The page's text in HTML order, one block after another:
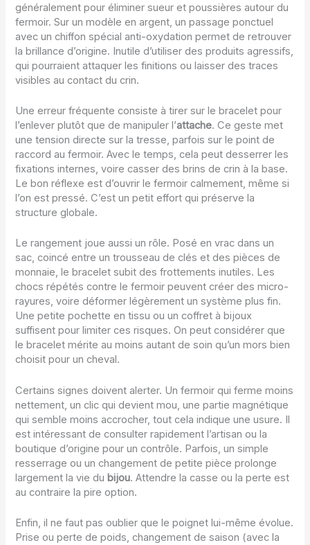
généralement pour éliminer sueur et poussières autour du
fermoir. Sur un modèle en argent, un passage ponctuel
avec un chiffon spécial anti-oxydation permet de retrouver
la brillance d’origine. Inutile d’utiliser des produits agressifs,
qui pourraient attaquer les finitions ou laisser des traces
visibles au contact du crin.
Une erreur fréquente consiste à tirer sur le bracelet pour
l’enlever plutôt que de manipuler l’attache. Ce geste met
une tension directe sur la tresse, parfois sur le point de
raccord au fermoir. Avec le temps, cela peut desserrer les
fixations internes, voire casser des brins de crin à la base.
Le bon réflexe est d’ouvrir le fermoir calmement, même si
l’on est pressé. C’est un petit effort qui préserve la
structure globale.
Le rangement joue aussi un rôle. Posé en vrac dans un
sac, coincé entre un trousseau de clés et des pièces de
monnaie, le bracelet subit des frottements inutiles. Les
chocs répétés contre le fermoir peuvent créer des micro-
rayures, voire déformer légèrement un système plus fin.
Une petite pochette en tissu ou un coffret à bijoux
suffisent pour limiter ces risques. On peut considérer que
le bracelet mérite au moins autant de soin qu’un mors bien
choisit pour un cheval.
Certains signes doivent alerter. Un fermoir qui ferme moins
nettement, un clic qui devient mou, une partie magnétique
qui semble moins accrocher, tout cela indique une usure. Il
est intéressant de consulter rapidement l’artisan ou la
boutique d’origine pour un contrôle. Parfois, un simple
resserrage ou un changement de petite pièce prolonge
largement la vie du bijou. Attendre la casse ou la perte est
au contraire la pire option.
Enfin, il ne faut pas oublier que le poignet lui-même évolue.
Prise ou perte de poids, changement de saison (avec la